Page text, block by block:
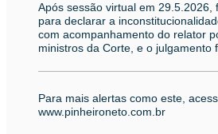
Após sessão virtual em 29.5.2026,
para declarar a
com acompanhamento do relator
ministros da Corte, e o julgamento
Para mais alertas como este,
www.pinheironeto.com.br